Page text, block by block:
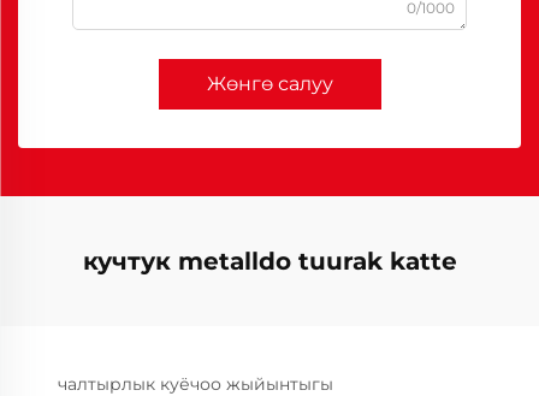
0/1000
Жөнгө салуу
кучтук metalldo tuurak katte
чалтырлык куёчоо жыйынтыгы